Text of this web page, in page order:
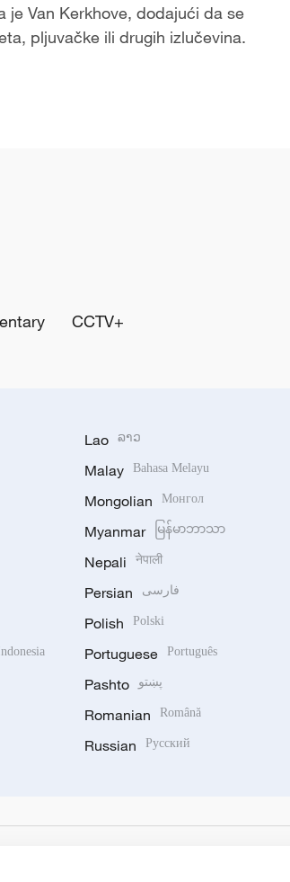
je Van Kerkhove, dodajući da se
pljuvačke ili drugih izlučevina.
CCTV+
Lao ລາວ
Malay Bahasa Melayu
Mongolian Монгол
Myanmar မြန်မာဘာသာ
Nepali नेपाली
Persian فارسی
Polish Polski
Portuguese Português
Pashto پښتو
Romanian Română
Russian Русский